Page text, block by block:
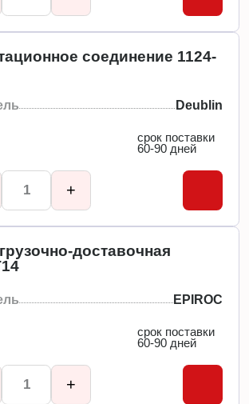
соединение 1124-
Deublin
срок поставки
60-90 дней
+
доставочная
EPIROC
срок поставки
60-90 дней
+